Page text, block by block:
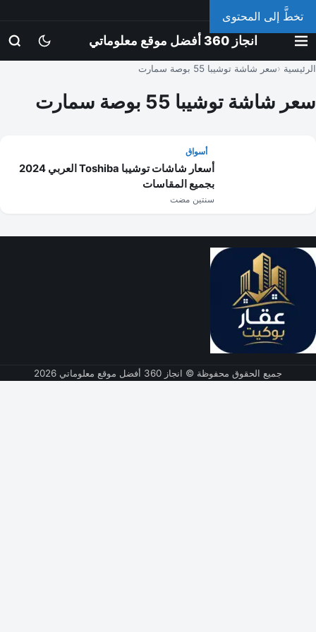
تخطَّ إلى المحتوى
الجمعة، 7 أغسطس 2026
انجاز 360 أفضل موقع معلوماتي
الرئيسية سعر شاشة توشيبا 55 بوصة سمارت
سعر شاشة توشيبا 55 بوصة سمارت
أسواق
أسعار شاشات توشيبا Toshiba العربي 2024
بجميع المقاسات
سنتين مضت
جميع الحقوق محفوظة © انجاز 360 أفضل موقع معلوماتي 2026